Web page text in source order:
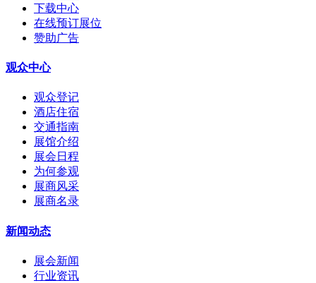
下载中心
在线预订展位
赞助广告
观众中心
观众登记
酒店住宿
交通指南
展馆介绍
展会日程
为何参观
展商风采
展商名录
新闻动态
展会新闻
行业资讯